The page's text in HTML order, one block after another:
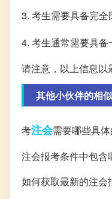
3. 考生需要具备完全
4. 考生通常需要具
请注意，以上信息
其他小伙伴的相
考注会需要哪些具
注会报考条件中包含
如何获取最新的注会